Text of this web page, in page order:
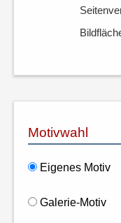
Motivwahl
Eigenes Motiv
Galerie-Motiv